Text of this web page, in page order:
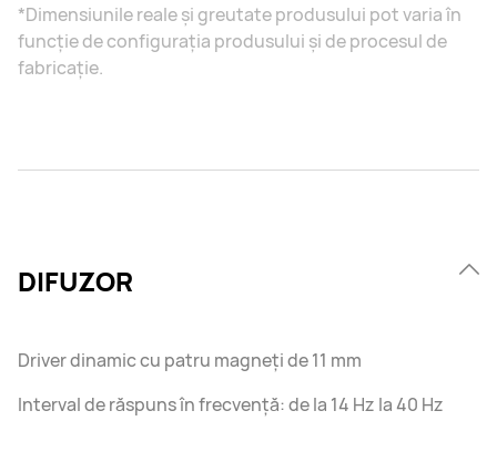
*Dimensiunile reale și greutate produsului pot varia în
funcție de configurația produsului și de procesul de
fabricație.
DIFUZOR
Driver dinamic cu patru magneți de 11 mm
Interval de răspuns în frecvență: de la 14 Hz la 40 Hz